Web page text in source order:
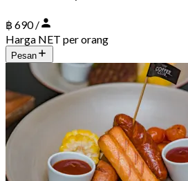
฿ 690 /
Harga NET per orang
Pesan